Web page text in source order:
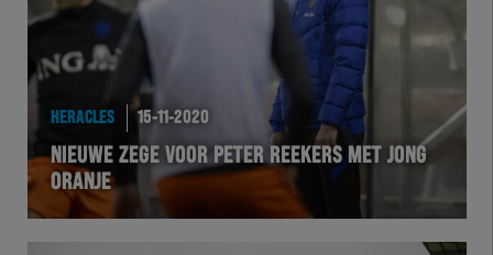
Wedstrijd
Heracles
BusinessClub
Foundation
HERACLES 15-11-2020
NIEUWE ZEGE VOOR PETER REEKERS MET JONG
ORANJE